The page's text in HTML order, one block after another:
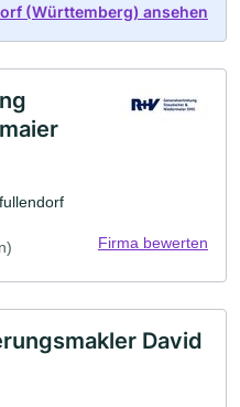
(Württemberg) ansehen
Firma bewerten
David